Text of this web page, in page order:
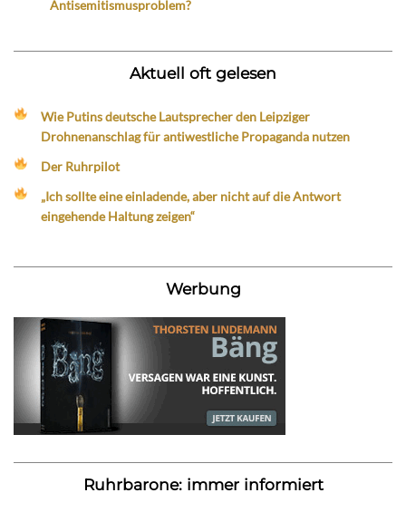
Antisemitismusproblem?
Aktuell oft gelesen
Wie Putins deutsche Lautsprecher den Leipziger
Drohnenanschlag für antiwestliche Propaganda nutzen
Der Ruhrpilot
„Ich sollte eine einladende, aber nicht auf die Antwort
eingehende Haltung zeigen“
Werbung
Ruhrbarone: immer informiert